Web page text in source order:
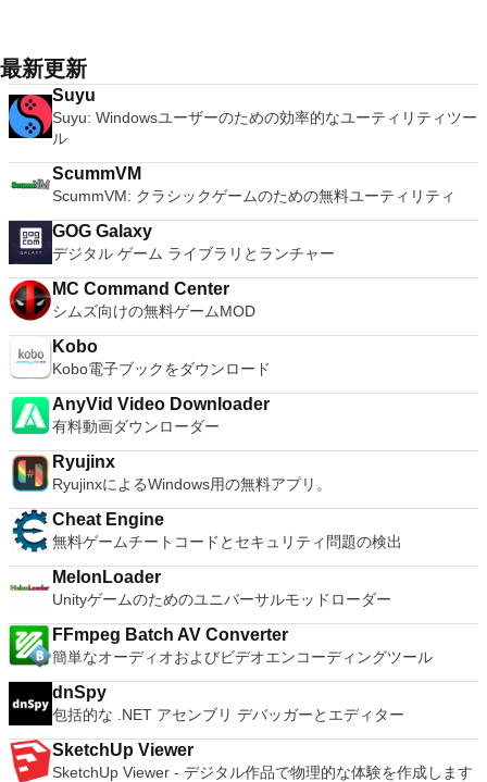
に、RealVNCアカウントの資格情報を使用して、ローカルマ
シンでVNC Viewerにサインインします。そこから、コンピュ
ーターを確認して接続できます。 VNC Connectを使用する
と、セッションはエンドツーエンドで暗号化されます。アプリ
はすぐに各コンピューターをパスワードで保護します。コンピ
ューターへのログインに使用するのと同じユーザー名とパスワ
ードを入力するだけです。 WIN 7,8,8.1,10をサポートしま
す。 VNC ViewerのMacバージョンをお探しですか？ここから
ダウンロード
フラッシュをサポートしています。 3uToolsには、無料でダウ
ンロードしてインストールできる着信音や壁紙などのさまざま
なアプリケーションを見つけるオンラインストアもあります。
将来のダウンローダーのほとんどが興味を持っているのは、ワ
シンプルかつ簡単にすることです。ただし、SHSHバックアッ
プ、ベースバンドのアップグレード/ダウングレードなど、い
くつかのより高度な機能も備えています。 主な機能： オンラ
インストア。 すべてのiOSデバイスで動作します。 ビデオコ
ンバーター。 着信音メーカー。 良いサポート。 脱獄で動作し
ます。 ごみクリーナー。
の増え続けるコレクションへのアクセスで仮想世界に没頭する
か、PCまたはラップトップでの比類のない再生サポートと独
自の強化により、どこにいても簡単にリラックスできます。
新機能は次のとおりです。 4K DHR向けに最適化 Ultra HD
Blu-ray、4K、HEVC / H.265およびHDR10コンテンツをサポー
ト全画面モードで21：9モニターで2.35：1の映画を見る常時
オンのミニビューでYouTubeライブを見る YouTubeおよび
Vimeoで4K HDRおよび360ビデオを再生 VRエクスペリエンス
の向上：Microsoft Mixed Realityヘッドセット、HTC、VIVE、
およびOculus Riftをサポート Fire TVとキャストのサポート
注：これは商用トライアルです。
最新更新
Suyu
Suyu: Windowsユーザーのための効率的なユーティリティツー
ル
ScummVM
ScummVM: クラシックゲームのための無料ユーティリティ
GOG Galaxy
デジタル ゲーム ライブラリとランチャー
MC Command Center
シムズ向けの無料ゲームMOD
Kobo
Kobo電子ブックをダウンロード
AnyVid Video Downloader
有料動画ダウンローダー
Ryujinx
RyujinxによるWindows用の無料アプリ。
Cheat Engine
無料ゲームチートコードとセキュリティ問題の検出
MelonLoader
Unityゲームのためのユニバーサルモッドローダー
FFmpeg Batch AV Converter
簡単なオーディオおよびビデオエンコーディングツール
dnSpy
包括的な .NET アセンブリ デバッガーとエディター
SketchUp Viewer
SketchUp Viewer - デジタル作品で物理的な体験を作成します